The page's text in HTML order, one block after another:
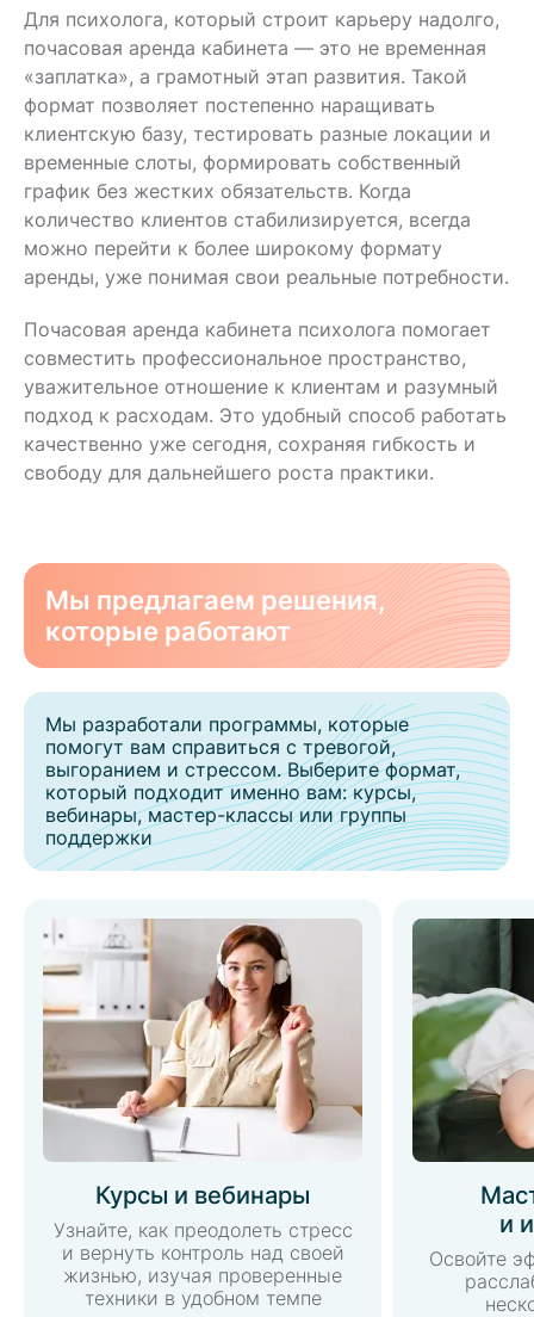
Для психолога, который строит карьеру надолго,
почасовая аренда кабинета — это не временная
«заплатка», а грамотный этап развития. Такой
формат позволяет постепенно наращивать
клиентскую базу, тестировать разные локации и
временные слоты, формировать собственный
график без жестких обязательств. Когда
количество клиентов стабилизируется, всегда
можно перейти к более широкому формату
аренды, уже понимая свои реальные потребности.
Почасовая аренда кабинета психолога помогает
совместить профессиональное пространство,
уважительное отношение к клиентам и разумный
подход к расходам. Это удобный способ работать
качественно уже сегодня, сохраняя гибкость и
свободу для дальнейшего роста практики.
Мы предлагаем решения,
которые работают
Мы разработали программы, которые
помогут вам справиться с тревогой,
выгоранием и стрессом. Выберите формат,
который подходит именно вам: курсы,
вебинары, мастер-классы или группы
поддержки
Курсы и вебинары
Узнайте, как преодолеть стресс
и вернуть контроль над своей
жизнью, изучая проверенные
техники в удобном темпе
и
Освойте